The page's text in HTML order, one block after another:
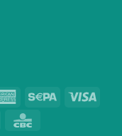
American Sepa
Klarna